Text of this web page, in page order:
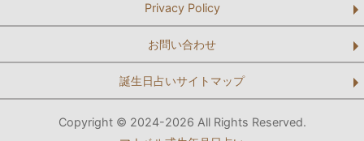
Privacy Policy
お問い合わせ
誕生日占いサイトマップ
Copyright © 2024-2026 All Rights Reserved.